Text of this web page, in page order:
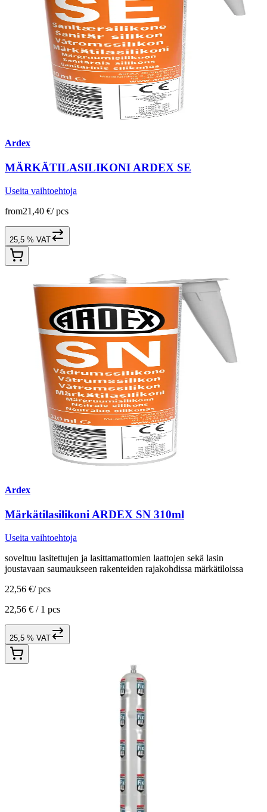
Ardex
MÄRKÄTILASILIKONI ARDEX SE
Useita vaihtoehtoja
from21,40 €/ pcs
25,5 % VAT
Ardex
Märkätilasilikoni ARDEX SN 310ml
Useita vaihtoehtoja
soveltuu lasitettujen ja lasittamattomien laattojen sekä lasin
joustavaan saumaukseen rakenteiden rajakohdissa märkätiloissa
22,56 €/ pcs
22,56 € / 1 pcs
25,5 % VAT